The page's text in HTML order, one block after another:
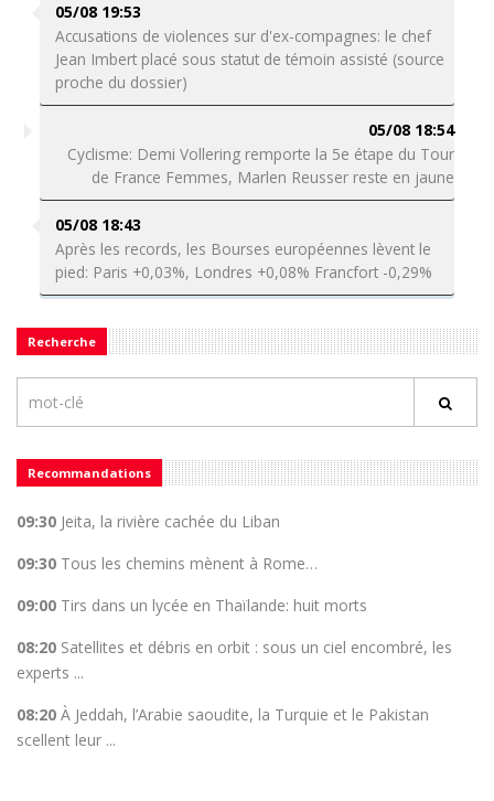
05/08 19:53
Accusations de violences sur d'ex-compagnes: le chef
Jean Imbert placé sous statut de témoin assisté (source
proche du dossier)
05/08 18:54
Cyclisme: Demi Vollering remporte la 5e étape du Tour
de France Femmes, Marlen Reusser reste en jaune
05/08 18:43
Après les records, les Bourses européennes lèvent le
pied: Paris +0,03%, Londres +0,08% Francfort -0,29%
Recherche
Recommandations
09:30 Jeita, la rivière cachée du Liban
09:30 Tous les chemins mènent à Rome…
09:00 Tirs dans un lycée en Thaïlande: huit morts
08:20 Satellites et débris en orbit : sous un ciel encombré, les
experts ...
08:20 À Jeddah, l’Arabie saoudite, la Turquie et le Pakistan
scellent leur ...